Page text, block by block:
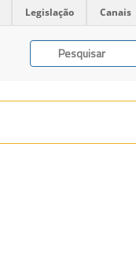
Legislação Canais